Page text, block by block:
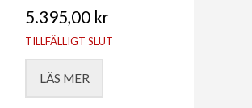
5.395,00 kr
TILLFÄLLIGT SLUT
LÄS MER